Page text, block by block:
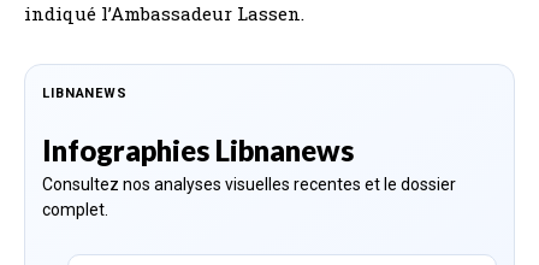
indiqué l’Ambassadeur Lassen.
LIBNANEWS
Infographies Libnanews
Consultez nos analyses visuelles recentes et le dossier
complet.